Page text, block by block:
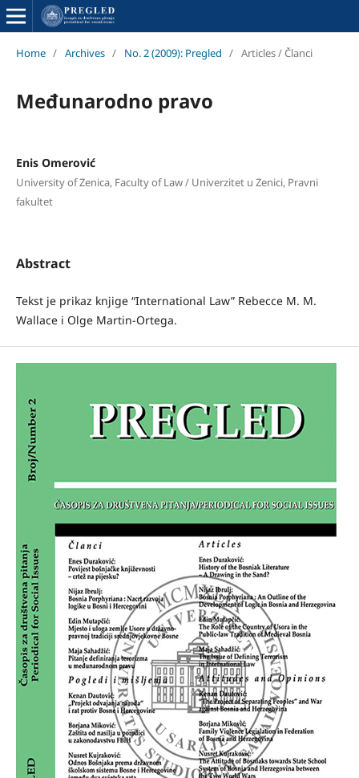
Home / Archives / No. 2 (2009): Pregled / Articles / Članci
Međunarodno pravo
Enis Omerović
University of Zenica, Faculty of Law / Univerzitet u Zenici, Pravni
fakultet
Abstract
Tekst je prikaz knjige “International Law” Rebecce M. M.
Wallace i Olge Martin-Ortega.